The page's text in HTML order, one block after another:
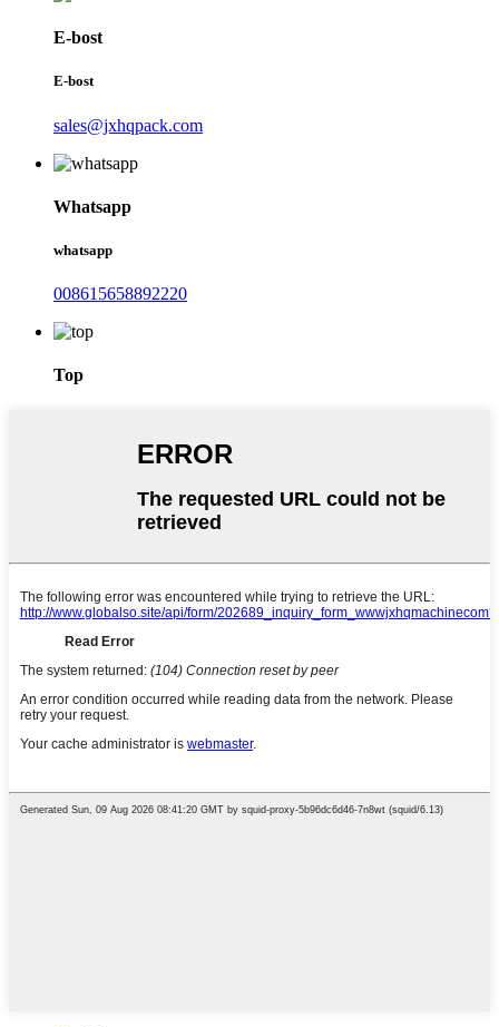
E-bost
E-bost
sales@jxhqpack.com
Whatsapp
whatsapp
008615658892220
Top